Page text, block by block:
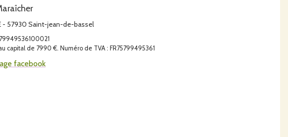
- 57930 Saint-jean-de-bassel
79949536100021
capital de 7990 €. Numéro de TVA : FR75799495361
facebook